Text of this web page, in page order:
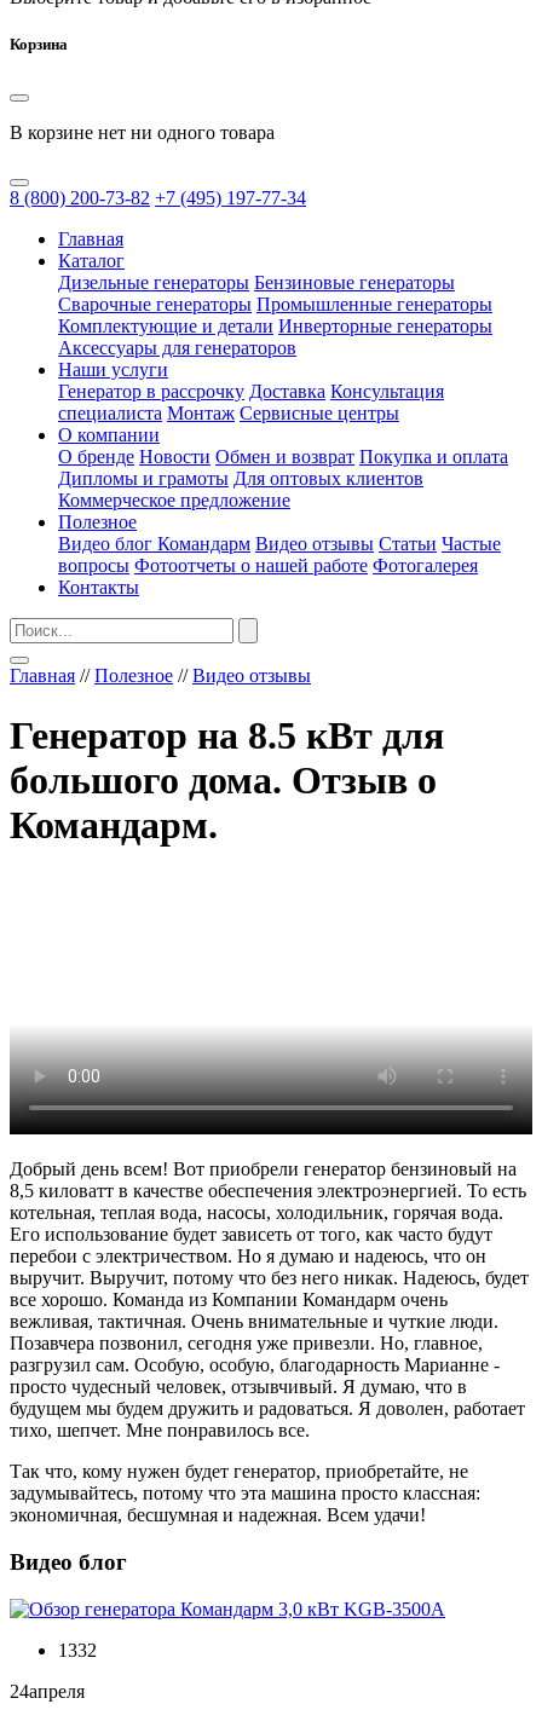
Корзина
В корзине нет ни одного товара
8 (800) 200-73-82 +7 (495) 197-77-34
Главная
Каталог
Дизельные генераторы Бензиновые генераторы
Сварочные генераторы Промышленные генераторы
Комплектующие и детали Инверторные генераторы
Аксессуары для генераторов
Наши услуги
Генератор в рассрочку Доставка Консультация
специалиста Монтаж Сервисные центры
О компании
О бренде Новости Обмен и возврат Покупка и оплата
Дипломы и грамоты Для оптовых клиентов
Коммерческое предложение
Полезное
Видео блог Командарм Видео отзывы Статьи Частые
вопросы Фотоотчеты о нашей работе Фотогалерея
Контакты
Главная //Полезное //Видео отзывы
Генератор на 8.5 кВт для
большого дома. Отзыв о
Командарм.
Добрый день всем! Вот приобрели генератор бензиновый на
8,5 киловатт в качестве обеспечения электроэнергией. То есть
котельная, теплая вода, насосы, холодильник, горячая вода.
Его использование будет зависеть от того, как часто будут
перебои с электричеством. Но я думаю и надеюсь, что он
выручит. Выручит, потому что без него никак. Надеюсь, будет
все хорошо. Команда из Компании Командарм очень
вежливая, тактичная. Очень внимательные и чуткие люди.
Позавчера позвонил, сегодня уже привезли. Но, главное,
разгрузил сам. Особую, особую, благодарность Марианне -
просто чудесный человек, отзывчивый. Я думаю, что в
будущем мы будем дружить и радоваться. Я доволен, работает
тихо, шепчет. Мне понравилось все.
Так что, кому нужен будет генератор, приобретайте, не
задумывайтесь, потому что эта машина просто классная:
экономичная, бесшумная и надежная. Всем удачи!
Видео блог
1332
24апреля